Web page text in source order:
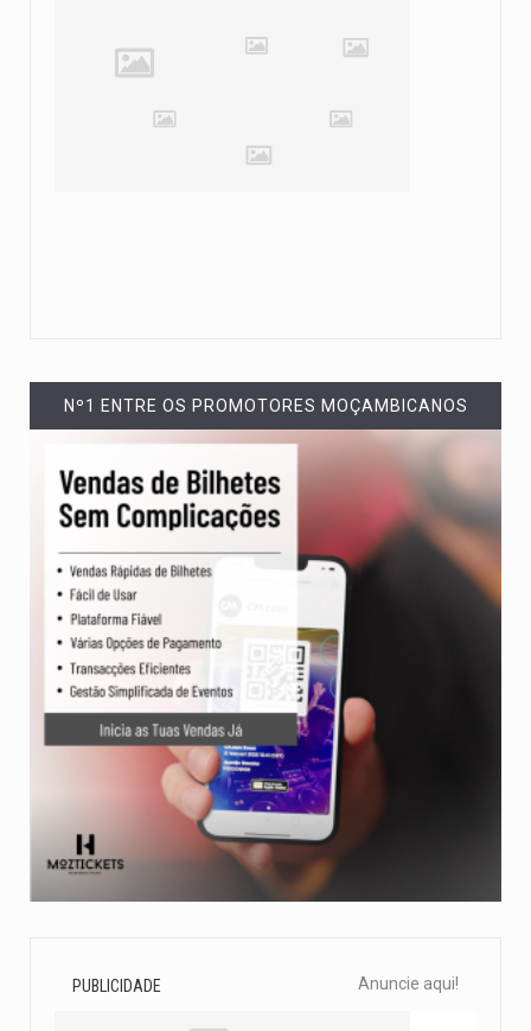
Nº1 ENTRE OS PROMOTORES MOÇAMBICANOS
PUBLICIDADE Anuncie aqui!